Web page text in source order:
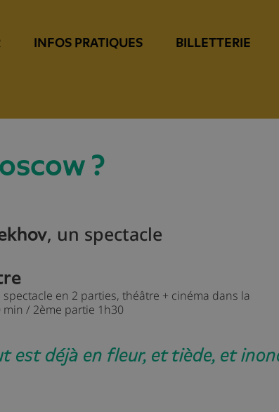
INFOS PRATIQUES
BILLETTERIE
?
, un spectacle
en 2 parties, théâtre + cinéma dans la
/ 2ème partie 1h30
est déjà en fleur, et tiède, et